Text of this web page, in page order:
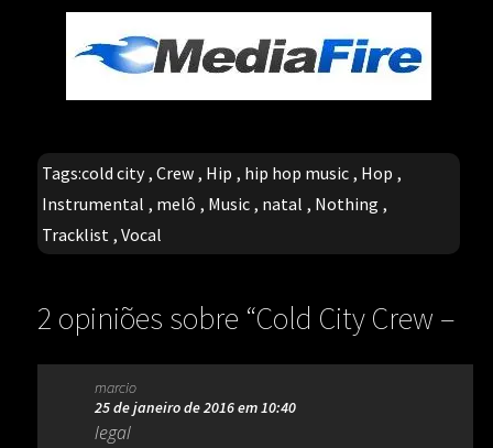
Tags:cold city ,Crew , Hip , hip hop music , Hop ,
Instrumental , melô , Music , natal , Nothing ,
Tracklist ,Vocal
2 opiniões sobre “Cold City Crew –
We Are Cold City & Nothing Like Hip
Hop Music (Melô do natal II)
marcio
25 de janeiro de 2016 em 10:40
legal